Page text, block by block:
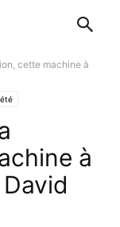
cette machine à
à